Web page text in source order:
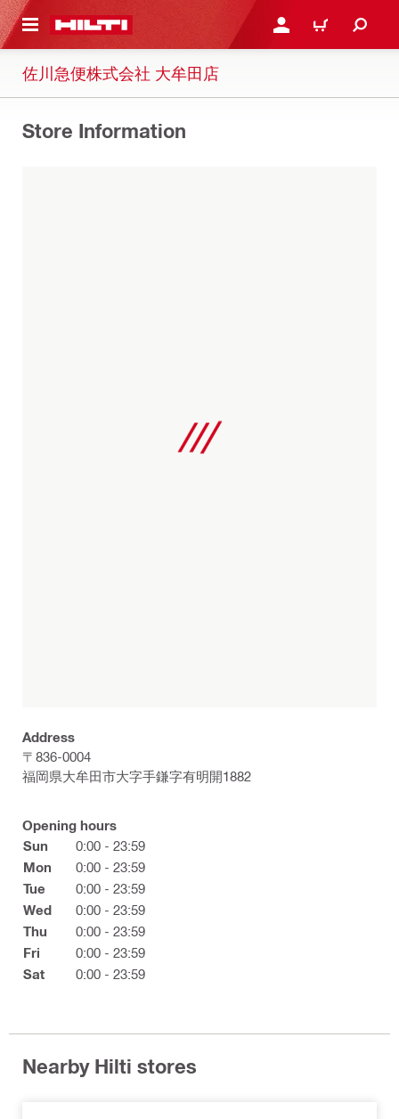
内容を表示 ログイン・新規オンライ
カート
佐川急便株式会社 大牟田店
Store Information
Address
〒836-0004
福岡県大牟田市大字手鎌字有明開1882
Opening hours
Sun
0:00 - 23:59
Mon
0:00 - 23:59
Tue
0:00 - 23:59
Wed
0:00 - 23:59
Thu
0:00 - 23:59
Fri
0:00 - 23:59
Sat
0:00 - 23:59
Nearby Hilti stores